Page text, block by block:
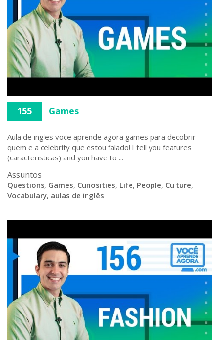
155 Games
Aula de ingles voce aprende agora games para decobrir
quem e a celebrity que estou falado! I tell you features
(caracteristicas) and you have to ...
Assuntos
Questions, Games, Curiosities, Life, People, Culture,
Vocabulary, aulas de inglês